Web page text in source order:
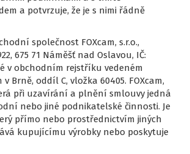
a potvrzuje, že je s nimi řádně
společnost FOXcam, s.r.o.,
675 71 Náměšť nad Oslavou, IČ:
v obchodním rejstříku vedeném
Brně, oddíl C, vložka 60405. FOXcam,
při uzavírání a plnění smlouvy jedná
nebo jiné podnikatelské činnosti. Je
přímo nebo prostřednictvím jiných
kupujícímu výrobky nebo poskytuje